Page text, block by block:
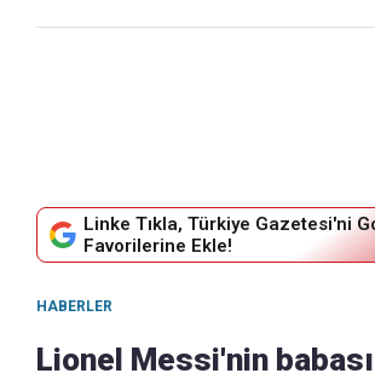
Linke Tıkla, Türkiye Gazetesi'ni
Favorilerine Ekle!
HABERLER
Lionel Messi'nin